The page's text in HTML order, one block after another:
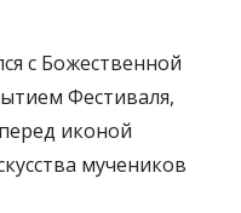
с Божественной
Фестиваля,
иконой
мучеников